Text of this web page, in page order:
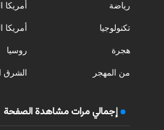
رياضة
تكنولوجيا
هجرة
من المهجر
أمريكا
أمريكا
روسيا
الشرق
إجمالي مرات مشاهدة الصفحة